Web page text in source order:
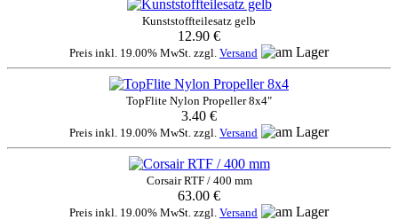
Kunststoffteilesatz gelb
12.90 €
Preis inkl. 19.00% MwSt. zzgl. Versand
TopFlite Nylon Propeller 8x4"
3.40 €
Preis inkl. 19.00% MwSt. zzgl. Versand
Corsair RTF / 400 mm
63.00 €
Preis inkl. 19.00% MwSt. zzgl. Versand